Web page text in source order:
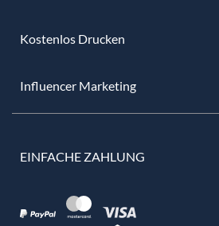
Kostenlos Drucken
Influencer Marketing
EINFACHE ZAHLUNG